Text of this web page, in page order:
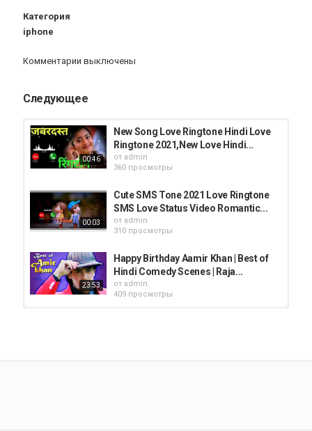
Категория
iphone
Комментарии выключены
Следующее
00:46
New Song Love Ringtone Hindi Love
Ringtone 2021,New Love Hindi...
от admin
360 просмотры
00:03
Cute SMS Tone 2021 Love Ringtone
SMS Love Status Video Romantic...
от admin
310 просмотры
23:53
Happy Birthday Aamir Khan | Best of
Hindi Comedy Scenes | Raja...
от admin
409 просмотры